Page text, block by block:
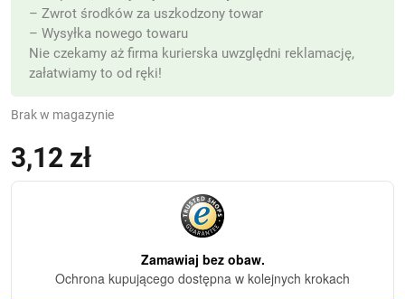
3,12 zł
Brak w magazynie
– Zwrot środków za uszkodzony towar
– Wysyłka nowego towaru
Nie czekamy aż firma kurierska uwzględni reklamację,
załatwiamy to od ręki!